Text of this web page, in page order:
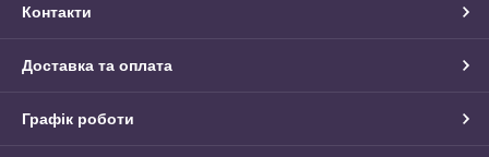
Контакти
Доставка та оплата
Графік роботи